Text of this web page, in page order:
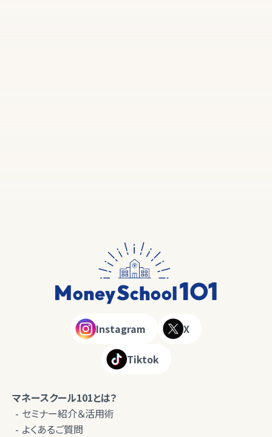
Instagram X
Tiktok
マネースクール101とは？
セミナー紹介＆活用術
よくあるご質問